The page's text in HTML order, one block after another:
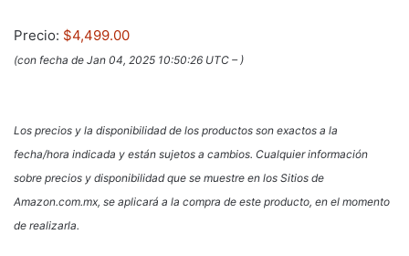
Precio: $4,499.00
(con fecha de Jan 04, 2025 10:50:26 UTC –)
Los precios y la disponibilidad de los productos son exactos a la
fecha/hora indicada y están sujetos a cambios. Cualquier información
sobre precios y disponibilidad que se muestre en los Sitios de
Amazon.com.mx, se aplicará a la compra de este producto, en el momento
de realizarla.